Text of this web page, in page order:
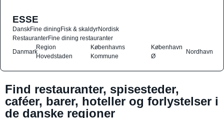
ESSE
DanskFine diningFisk & skaldyrNordisk
RestauranterFine dining restauranter
Danmark
Region
Hovedstaden
Københavns
Kommune
København
Ø
Nordhavn
Find restauranter, spisesteder,
caféer, barer, hoteller og forlystelser i
de danske regioner